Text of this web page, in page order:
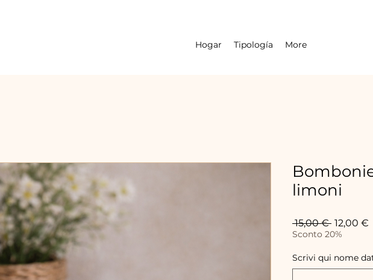
Hogar Tipología More
limoni
15,00 € Precio
12,00 €
Sconto 20%
Scrivi qui nome